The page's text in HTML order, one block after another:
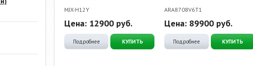
MJX-H12Y
Цена: 12900 руб.
Подробнее КУПИТЬ
ARA8708V6T1
Цена: 89900 руб.
Подробнее КУПИТЬ